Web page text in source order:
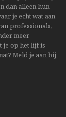
dan alleen hun
je echt wat aan
professionals,
meer
je op het lijf is
Meld je aan bij